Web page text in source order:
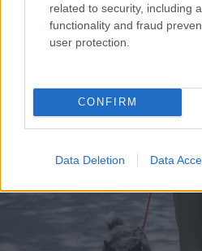
related to security, including
functionality and fraud
user protection.
CONFIRM
Data Deletion Data